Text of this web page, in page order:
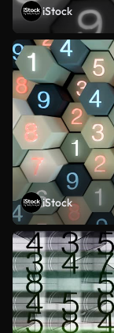
iStock
iStock